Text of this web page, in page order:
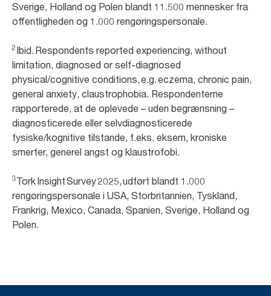
Sverige, Holland og Polen blandt 11.500 mennesker fra
offentligheden og 1.000 rengøringspersonale.
2 Ibid. Respondents reported experiencing, without
limitation, diagnosed or self-diagnosed
physical/cognitive conditions, e.g. eczema, chronic pain,
general anxiety, claustrophobia. Respondenterne
rapporterede, at de oplevede – uden begrænsning –
diagnosticerede eller selvdiagnosticerede
fysiske/kognitive tilstande, f.eks. eksem, kroniske
smerter, generel angst og klaustrofobi.
3Tork Insight Survey 2025, udført blandt 1.000
rengøringspersonale i USA, Storbritannien, Tyskland,
Frankrig, Mexico, Canada, Spanien, Sverige, Holland og
Polen.